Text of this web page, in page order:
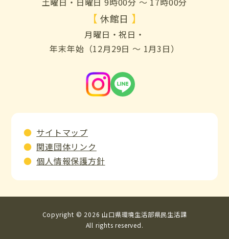
【 休館日 】
月曜日・祝日・
年末年始（12月29日 ～ 1月3日）
サイトマップ
関連団体リンク
個人情報保護方針
Copyright © 2026 山口県環境生活部県民生活課
All rights reserved.